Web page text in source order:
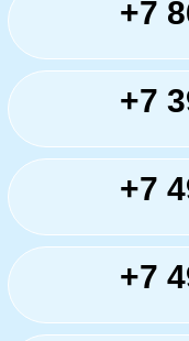
+7
+7
+7
+7